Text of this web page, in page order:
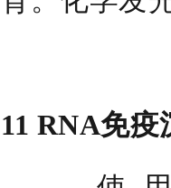
11 RNA免